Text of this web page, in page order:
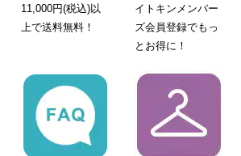
11,000円(税込)以
上で送料無料！
イトキンメンバー
ズ会員登録でもっ
とお得に！